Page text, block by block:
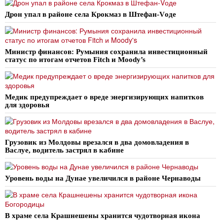
Дрон упал в районе села Крокмаз в Штефан-Vоде
Министр финансов: Румыния сохранила инвестиционный
статус по итогам отчетов Fitch и Moody’s
Медик предупреждает о вреде энергизирующих напитков
для здоровья
Грузовик из Молдовы врезался в два домовладения в
Васлуе, водитель застрял в кабине
Уровень воды на Дунае увеличился в районе Чернаводы
В храме села Крашнешены хранится чудотворная икона